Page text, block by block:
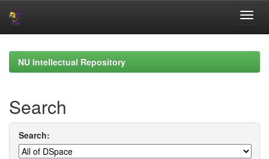
navigationNU Intellectual Repository
Search
Search: